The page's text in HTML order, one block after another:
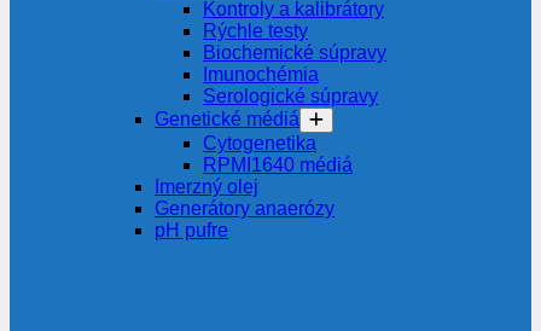
Kontroly a kalibrátory
Rýchle testy
Biochemické súpravy
Imunochémia
Serologické súpravy
Genetické médiá
Cytogenetika
RPMI1640 médiá
Imerzný olej
Generátory anaerózy
pH pufre